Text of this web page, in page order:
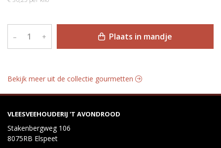
– + Plaats in mandje
Bekijk meer uit de collectie gourmetten
VLEESVEEHOUDERIJ 'T AVONDROOD
Stakenbergweg 106
8075RB Elspeet